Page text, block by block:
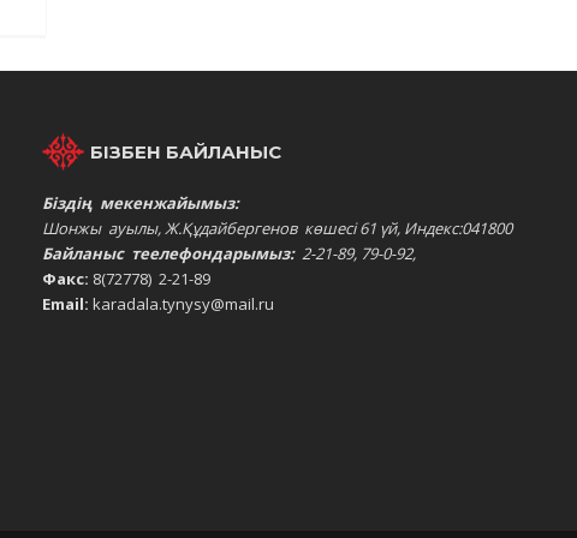
БІЗБЕН БАЙЛАНЫС
Біздің мекенжайымыз:
Шонжы ауылы, Ж.Құдайбергенов көшесі 61 үй, Индекс:041800
Байланыс теелефондарымыз: 2-21-89, 79-0-92,
Факс: 8(72778) 2-21-89
Email: karadala.tynysy@mail.ru